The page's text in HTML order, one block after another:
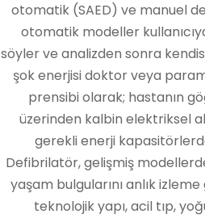
otomatik (SAED) ve manuel
otomatik modeller
söyler ve analizden sonra
şok enerjisi doktor veya
prensibi olarak; hastanın
üzerinden kalbin elektriksel
gerekli enerji
Defibrilatör, gelişmiş
yaşam bulgularını anlık
teknolojik yapı, acil tıp,